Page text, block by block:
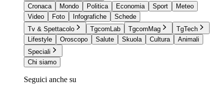
Cronaca
Mondo Politica Economia Sport
Meteo
Video
Foto Infografiche
Schede
Tv & Spettacolo
TgcomLab TgcomMag
TgTech
Lifestyle
Oroscopo Salute Skuola Cultura
Animali
Speciali
Chi siamo
Seguici anche su